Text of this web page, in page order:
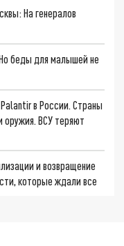
На генералов
беды для малышей не
в России. Страны
оружия. ВСУ теряют
и возвращение
которые ждали все